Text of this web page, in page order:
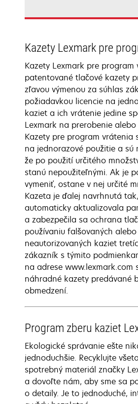
Kazety Lexmark pre
Kazety Lexmark pre program
patentované tlačové kazety
zľavou výmenou za súhlas
požiadavkou licencie na
kaziet a ich vrátenie jedine
Lexmark na prerobenie alebo
Kazety pre program vrátenia
na jednorazové použitie a sú
že po použití určitého
stanú nepoužiteľnými. Ak je
vymeniť, ostane v nej určité
Kazeta je ďalej navrhnutá
automaticky aktualizovala
a zabezpečila sa ochrana
používaniu falšovaných alebo
neautorizovaných kaziet
zákazník s týmito
na adrese www.lexmark.com
náhradné kazety predávané
obmedzení.
Program zberu kaziet
Ekologické správanie ešte
jednoduchšie. Recyklujte
spotrebný materiál značky
a dovoľte nám, aby sme sa
o detaily. Je to jednoduché,